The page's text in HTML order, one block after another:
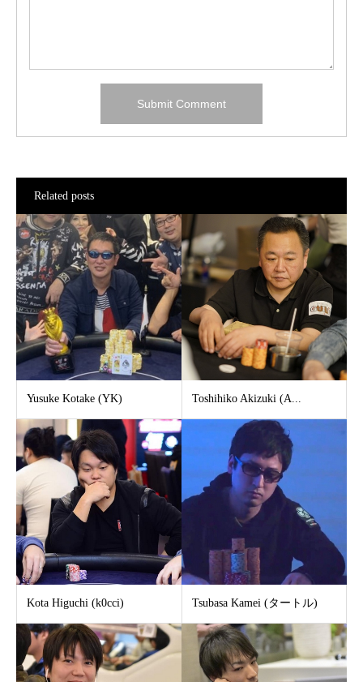
Related posts
Yusuke Kotake (YK) Toshihiko Akizuki (A...
Kota Higuchi (k0cci) Tsubasa Kamei (タートル)